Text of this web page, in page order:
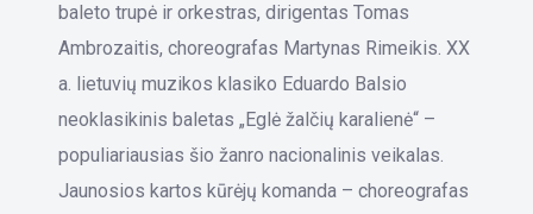
baleto trupė ir orkestras, dirigentas Tomas
Ambrozaitis, choreografas Martynas Rimeikis. XX
a. lietuvių muzikos klasiko Eduardo Balsio
neoklasikinis baletas „Eglė žalčių karalienė“ –
populiariausias šio žanro nacionalinis veikalas.
Jaunosios kartos kūrėjų komanda – choreografas